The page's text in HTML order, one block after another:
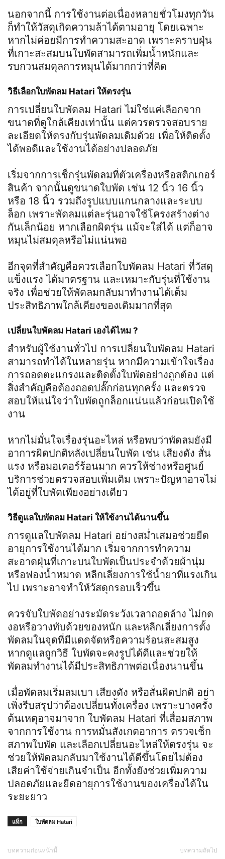
นอกจากนี้ การใช้งานต่อเนื่องหลายชั่วโมงทุกวัน
ก็ทำให้วัสดุเกิดความล้าได้ตามอายุ โดยเฉพาะ
หากไม่ค่อยมีการทำความสะอาด เพราะคราบฝุ่น
ที่เกาะสะสมบนใบพัดสามารถเพิ่มน้ำหนักและ
รบกวนสมดุลการหมุนได้มากกว่าที่คิด
วิธีเลือกใบพัดลม Hatari ให้ตรงรุ่น
การเปลี่ยนใบพัดลม Hatari ไม่ใช่แค่เลือกจาก
ขนาดที่ดูใกล้เคียงเท่านั้น แต่ควรตรวจสอบราย
ละเอียดให้ตรงกับรุ่นพัดลมเดิมด้วย เพื่อให้ติดตั้ง
ได้พอดีและใช้งานได้อย่างปลอดภัย
เริ่มจากการเช็กรุ่นพัดลมที่ตัวเครื่องหรือสติกเกอร์
สินค้า จากนั้นดูขนาดใบพัด เช่น 12 นิ้ว 16 นิ้ว
หรือ 18 นิ้ว รวมถึงรูปแบบแกนกลางและระบบ
ล็อก เพราะพัดลมแต่ละรุ่นอาจใช้โครงสร้างต่าง
กันเล็กน้อย หากเลือกผิดรุ่น แม้จะใส่ได้ แต่ก็อาจ
หมุนไม่สมดุลหรือไม่แน่นพอ
อีกจุดที่สำคัญคือควรเลือกใบพัดลม Hatari ที่วัสดุ
แข็งแรง ได้มาตรฐาน และเหมาะกับรุ่นที่ใช้งาน
จริง เพื่อช่วยให้พัดลมกลับมาทำงานได้เต็ม
ประสิทธิภาพใกล้เคียงของเดิมมากที่สุด
เปลี่ยนใบพัดลม Hatari เองได้ไหม ?
สำหรับผู้ใช้งานทั่วไป การเปลี่ยนใบพัดลม Hatari
สามารถทำได้ในหลายรุ่น หากมีความเข้าใจเรื่อง
การถอดตะแกรงและติดตั้งใบพัดอย่างถูกต้อง แต่
สิ่งสำคัญคือต้องถอดปลั๊กก่อนทุกครั้ง และตรวจ
สอบให้แน่ใจว่าใบพัดถูกล็อกแน่นแล้วก่อนเปิดใช้
งาน
หากไม่มั่นใจเรื่องรุ่นอะไหล่ หรือพบว่าพัดลมยังมี
อาการผิดปกติหลังเปลี่ยนใบพัด เช่น เสียงดัง สั่น
แรง หรือมอเตอร์ร้อนมาก ควรให้ช่างหรือศูนย์
บริการช่วยตรวจสอบเพิ่มเติม เพราะปัญหาอาจไม่
ได้อยู่ที่ใบพัดเพียงอย่างเดียว
วิธีดูแลใบพัดลม Hatari ให้ใช้งานได้นานขึ้น
การดูแลใบพัดลม Hatari อย่างสม่ำเสมอช่วยยืด
อายุการใช้งานได้มาก เริ่มจากการทำความ
สะอาดฝุ่นที่เกาะบนใบพัดเป็นประจำด้วยผ้านุ่ม
หรือฟองน้ำหมาด หลีกเลี่ยงการใช้น้ำยาที่แรงเกิน
ไป เพราะอาจทำให้วัสดุกรอบเร็วขึ้น
ควรจับใบพัดอย่างระมัดระวังเวลาถอดล้าง ไม่กด
งอหรือวางทับด้วยของหนัก และหลีกเลี่ยงการตั้ง
พัดลมในจุดที่มีแดดจัดหรือความร้อนสะสมสูง
หากดูแลถูกวิธี ใบพัดจะคงรูปได้ดีและช่วยให้
พัดลมทำงานได้มีประสิทธิภาพต่อเนื่องนานขึ้น
เมื่อพัดลมเริ่มลมเบา เสียงดัง หรือสั่นผิดปกติ อย่า
เพิ่งรีบสรุปว่าต้องเปลี่ยนทั้งเครื่อง เพราะบางครั้ง
ต้นเหตุอาจมาจาก ใบพัดลม Hatari ที่เสื่อมสภาพ
จากการใช้งาน การหมั่นสังเกตอาการ ตรวจเช็ก
สภาพใบพัด และเลือกเปลี่ยนอะไหล่ให้ตรงรุ่น จะ
ช่วยให้พัดลมกลับมาใช้งานได้ดีขึ้นโดยไม่ต้อง
เสียค่าใช้จ่ายเกินจำเป็น อีกทั้งยังช่วยเพิ่มความ
ปลอดภัยและยืดอายุการใช้งานของเครื่องได้ใน
ระยะยาว
แท็ก ใบพัดลม Hatari
บทความก่อนหน้านี้ บทความถัดไป